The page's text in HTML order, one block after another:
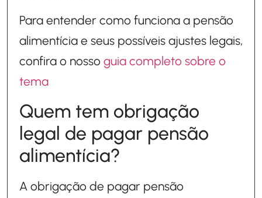
Para entender como funciona a pensão
alimentícia e seus possíveis ajustes legais,
confira o nosso guia completo sobre o
tema
Quem tem obrigação
legal de pagar pensão
alimentícia?
A obrigação de pagar pensão